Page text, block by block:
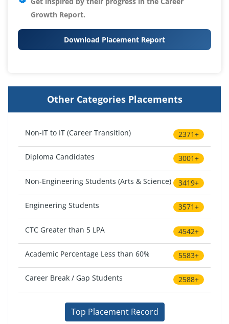
Growth Report.
Download Placement Report
Other Categories Placements
Non-IT to IT (Career Transition) 2371+
Diploma Candidates 3001+
Non-Engineering Students (Arts & Science) 3419+
Engineering Students 3571+
CTC Greater than 5 LPA 4542+
Academic Percentage Less than 60% 5583+
Career Break / Gap Students 2588+
Top Placement Record